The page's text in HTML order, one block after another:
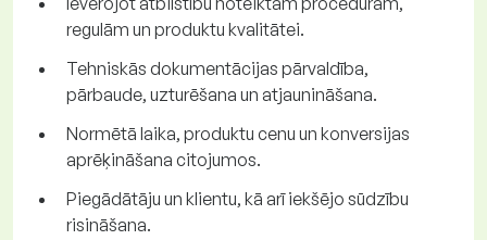
regulām un produktu kvalitātei.
Tehniskās dokumentācijas pārvaldība,
pārbaude, uzturēšana un atjaunināšana.
Normētā laika, produktu cenu un konversijas
aprēķināšana citojumos.
Piegādātāju un klientu, kā arī iekšējo sūdzību
risināšana.